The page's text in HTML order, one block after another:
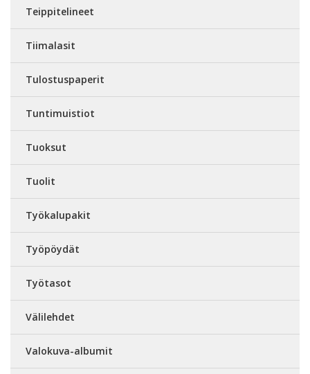
Teippitelineet
Tiimalasit
Tulostuspaperit
Tuntimuistiot
Tuoksut
Tuolit
Työkalupakit
Työpöydät
Työtasot
Välilehdet
Valokuva-albumit